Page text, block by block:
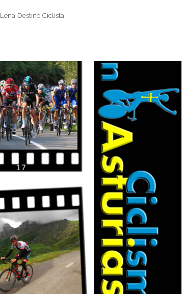
Lena Destino Ciclista